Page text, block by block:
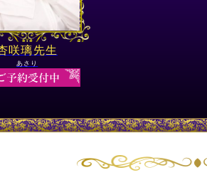
咲璃先生
あさり